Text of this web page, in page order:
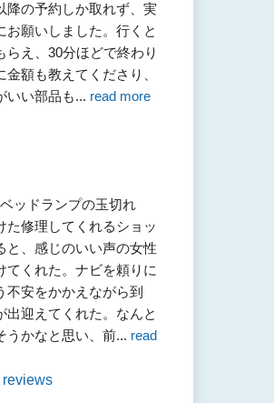
降の予約しか取れず、実
お願いしました。行くと
らえ、30分ほどで終わり
金額も教えてくださり、
いい部品も... read more
ベッドランプの玉切れ
た修理してくれるショッ
と、感じのいい声の女性
てくれた。ナビを頼りに
不安をかかえながら到
出迎えてくれた。なんと
うかなと思い、前... read
reviews